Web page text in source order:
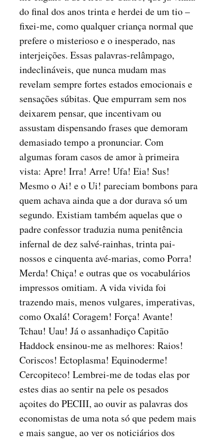
do final dos anos trinta e herdei de um tio –
fixei-me, como qualquer criança normal que
prefere o misterioso e o inesperado, nas
interjeições. Essas palavras-relâmpago,
indeclináveis, que nunca mudam mas
revelam sempre fortes estados emocionais e
sensações súbitas. Que empurram sem nos
deixarem pensar, que incentivam ou
assustam dispensando frases que demoram
demasiado tempo a pronunciar. Com
algumas foram casos de amor à primeira
vista: Apre! Irra! Arre! Ufa! Eia! Sus!
Mesmo o Ai! e o Ui! pareciam bombons para
quem achava ainda que a dor durava só um
segundo. Existiam também aquelas que o
padre confessor traduzia numa penitência
infernal de dez salvé-rainhas, trinta pai-
nossos e cinquenta avé-marias, como Porra!
Merda! Chiça! e outras que os vocabulários
impressos omitiam. A vida vivida foi
trazendo mais, menos vulgares, imperativas,
como Oxalá! Coragem! Força! Avante!
Tchau! Uau! Já o assanhadiço Capitão
Haddock ensinou-me as melhores: Raios!
Coriscos! Ectoplasma! Equinoderme!
Cercopiteco! Lembrei-me de todas elas por
estes dias ao sentir na pele os pesados
açoites do PECIII, ao ouvir as palavras dos
economistas de uma nota só que pedem mais
e mais sangue, ao ver os noticiários dos